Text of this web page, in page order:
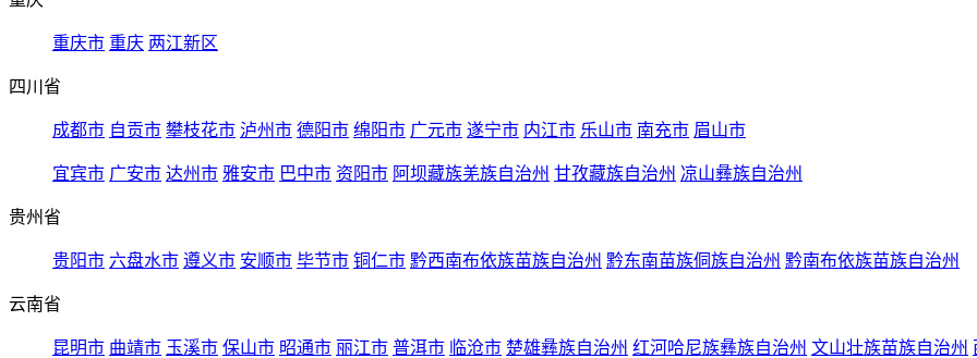
重庆市 重庆 两江新区
四川省
成都市 自贡市 攀枝花市 泸州市 德阳市 绵阳市 广元市 遂宁市 内江市 乐山市 南充市 眉山市
宜宾市 广安市 达州市 雅安市 巴中市 资阳市 阿坝藏族羌族自治州 甘孜藏族自治州 凉山彝族自治州
贵州省
贵阳市 六盘水市 遵义市 安顺市 毕节市 铜仁市 黔西南布依族苗族自治州 黔东南苗族侗族自治州 黔南布依族苗族自治州
云南省
昆明市 曲靖市 玉溪市 保山市 昭通市 丽江市 普洱市 临沧市 楚雄彝族自治州 红河哈尼族彝族自治州 文山壮族苗族自治州